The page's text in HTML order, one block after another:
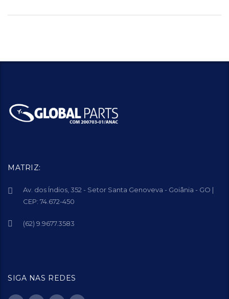
MATRIZ:
Av. dos Índios, 352 - Setor Santa Genoveva - Goiânia - GO |
CEP: 74.672-450
(62) 9.9677.3583
SIGA NAS REDES